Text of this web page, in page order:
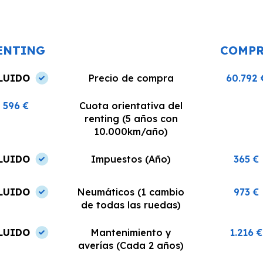
Precio de compra 60.792
596 €
Cuota orientativa del
renting (5 años con
10.000km/año)
Impuestos (Año) 365 €
Neumáticos (1 cambio
de todas las ruedas)
973 €
Mantenimiento y
averías (Cada 2 años)
1.216 €